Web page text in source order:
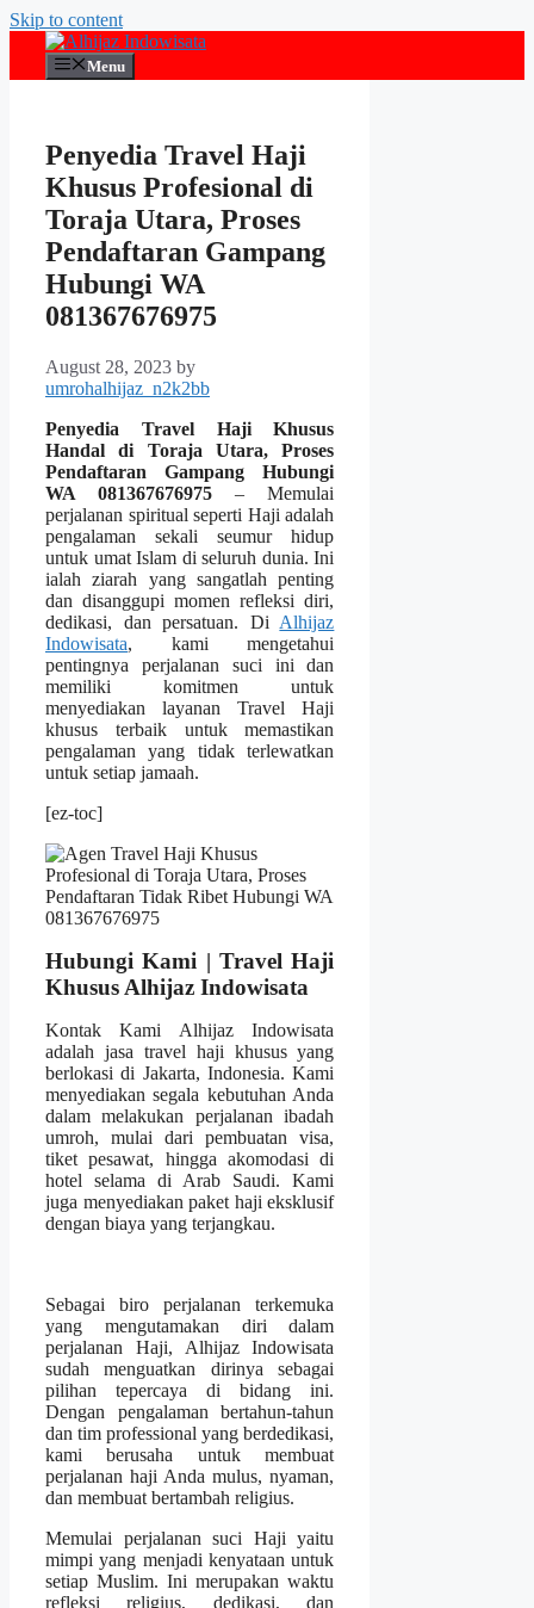
Skip to content
Menu
Penyedia Travel Haji
Khusus Profesional di
Toraja Utara, Proses
Pendaftaran Gampang
Hubungi WA
081367676975
August 28, 2023 by
umrohalhijaz_n2k2bb
Penyedia Travel Haji Khusus
Handal di Toraja Utara, Proses
Pendaftaran Gampang Hubungi
WA 081367676975 – Memulai
perjalanan spiritual seperti Haji adalah
pengalaman sekali seumur hidup
untuk umat Islam di seluruh dunia. Ini
ialah ziarah yang sangatlah penting
dan disanggupi momen refleksi diri,
dedikasi, dan persatuan. Di Alhijaz
Indowisata, kami mengetahui
pentingnya perjalanan suci ini dan
memiliki komitmen untuk
menyediakan layanan Travel Haji
khusus terbaik untuk memastikan
pengalaman yang tidak terlewatkan
untuk setiap jamaah.
[ez-toc]
Hubungi Kami | Travel Haji
Khusus Alhijaz Indowisata
Kontak Kami Alhijaz Indowisata
adalah jasa travel haji khusus yang
berlokasi di Jakarta, Indonesia. Kami
menyediakan segala kebutuhan Anda
dalam melakukan perjalanan ibadah
umroh, mulai dari pembuatan visa,
tiket pesawat, hingga akomodasi di
hotel selama di Arab Saudi. Kami
juga menyediakan paket haji eksklusif
dengan biaya yang terjangkau.
Sebagai biro perjalanan terkemuka
yang mengutamakan diri dalam
perjalanan Haji, Alhijaz Indowisata
sudah menguatkan dirinya sebagai
pilihan tepercaya di bidang ini.
Dengan pengalaman bertahun-tahun
dan tim professional yang berdedikasi,
kami berusaha untuk membuat
perjalanan haji Anda mulus, nyaman,
dan membuat bertambah religius.
Memulai perjalanan suci Haji yaitu
mimpi yang menjadi kenyataan untuk
setiap Muslim. Ini merupakan waktu
refleksi religius, dedikasi, dan